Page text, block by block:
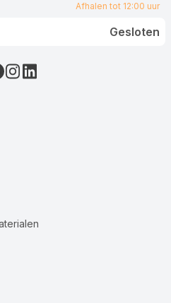
Afhalen tot 12:00 uur
Gesloten